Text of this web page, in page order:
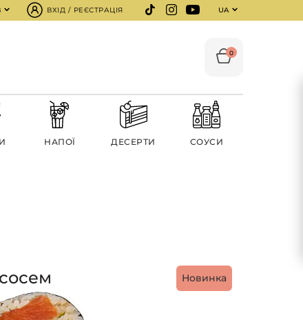
ВХІД / РЕЄСТРАЦІЯ UA
0
НАПОЇ ДЕСЕРТИ СОУСИ
Новинка